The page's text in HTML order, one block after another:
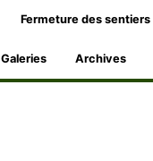
Fermeture des sentiers
Galeries Archives